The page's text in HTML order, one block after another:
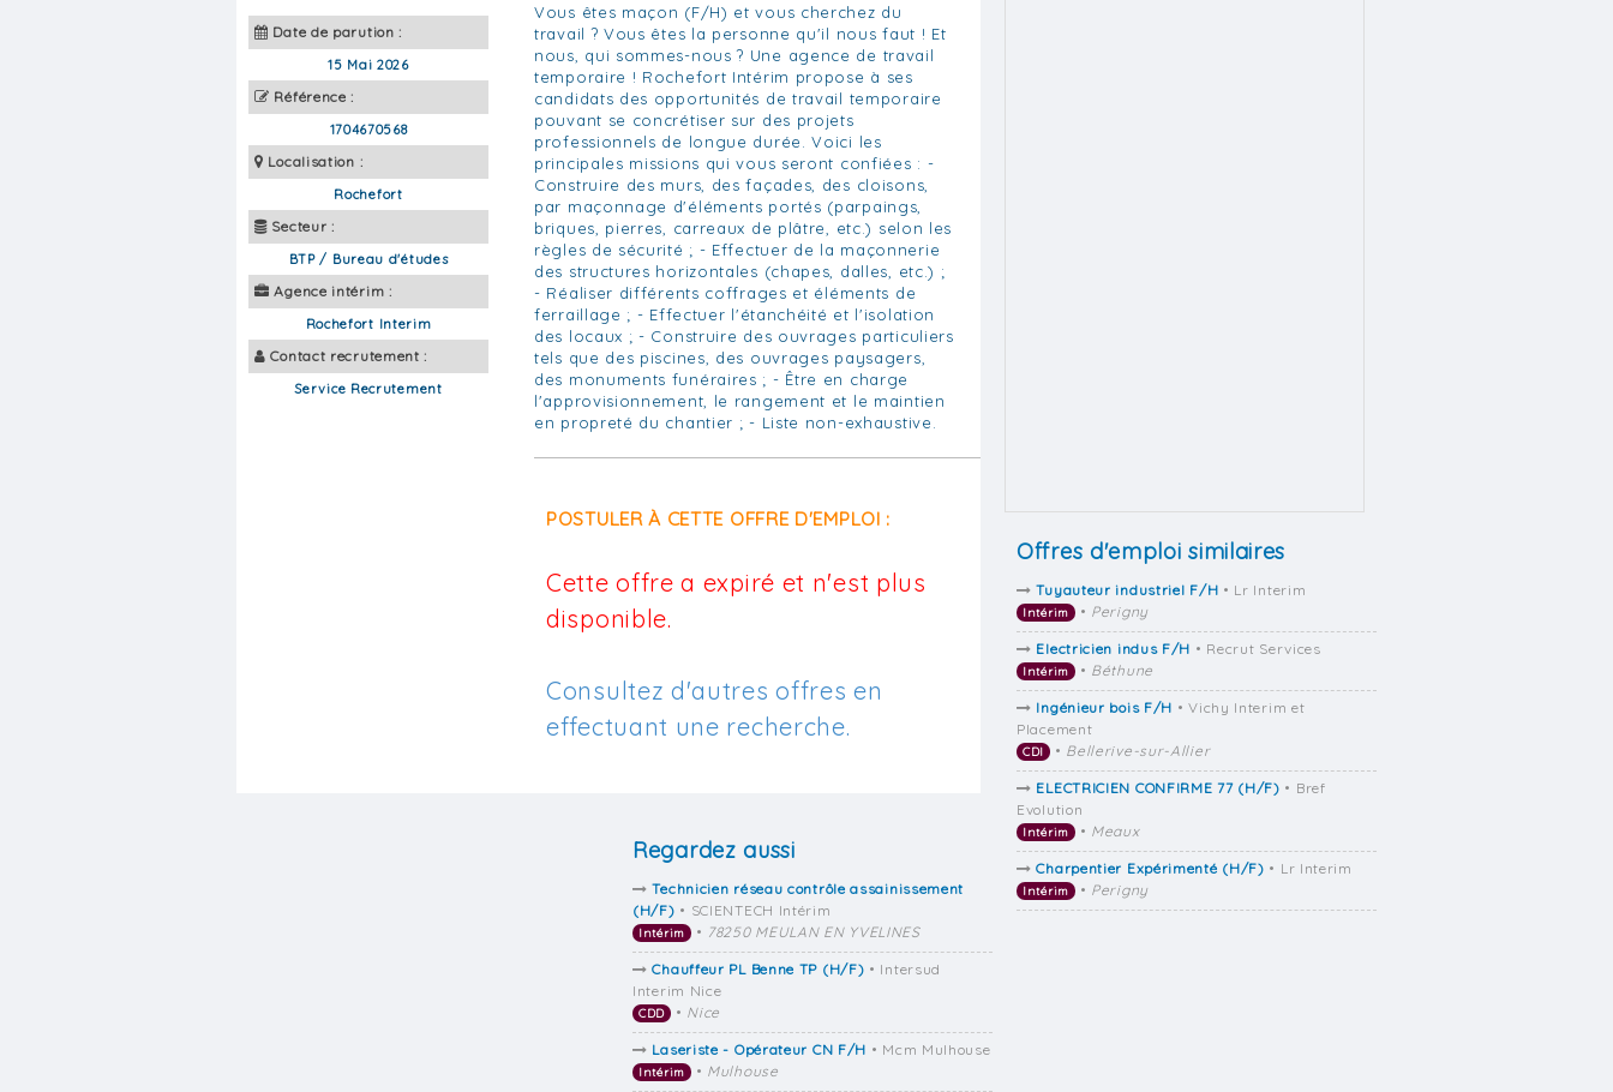
Date de parution :
15 Mai 2026
Référence :
1704670568
Localisation :
Rochefort
Secteur :
BTP / Bureau d'études
Agence intérim :
Rochefort Interim
Contact recrutement :
Service Recrutement
Vous êtes maçon (F/H) et vous cherchez du
travail ? Vous êtes la personne qu'il nous faut ! Et
nous, qui sommes-nous ? Une agence de travail
temporaire ! Rochefort Intérim propose à ses
candidats des opportunités de travail temporaire
pouvant se concrétiser sur des projets
professionnels de longue durée. Voici les
principales missions qui vous seront confiées : -
Construire des murs, des façades, des cloisons,
par maçonnage d'éléments portés (parpaings,
briques, pierres, carreaux de plâtre, etc.) selon les
règles de sécurité ; - Effectuer de la maçonnerie
des structures horizontales (chapes, dalles, etc.) ;
- Réaliser différents coffrages et éléments de
ferraillage ; - Effectuer l'étanchéité et l'isolation
des locaux ; - Construire des ouvrages particuliers
tels que des piscines, des ouvrages paysagers,
des monuments funéraires ; - Être en charge
l'approvisionnement, le rangement et le maintien
en propreté du chantier ; - Liste non-exhaustive.
POSTULER À CETTE OFFRE D'EMPLOI :
Cette offre a expiré et n'est plus
disponible.
Consultez d'autres offres en
effectuant une recherche.
Offres d'emploi similaires
Tuyauteur industriel F/H • Lr Interim
Intérim • Perigny
Electricien indus F/H • Recrut Services
Intérim • Béthune
Ingénieur bois F/H • Vichy Interim et
Placement
CDI • Bellerive-sur-Allier
ELECTRICIEN CONFIRME 77 (H/F) • Bref
Evolution
Intérim • Meaux
Charpentier Expérimenté (H/F) • Lr Interim
Intérim • Perigny
Regardez aussi
Technicien réseau contrôle assainissement
(H/F) • SCIENTECH Intérim
Intérim • 78250 MEULAN EN YVELINES
Chauffeur PL Benne TP (H/F) • Intersud
Interim Nice
CDD • Nice
Laseriste - Opérateur CN F/H • Mcm Mulhouse
Intérim • Mulhouse